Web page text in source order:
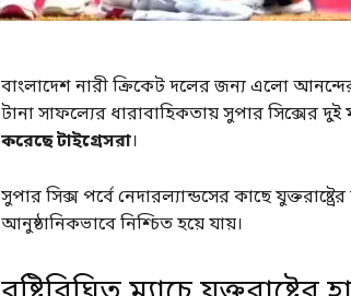
বাংলাদেশ নারী ক্রিকেট দলের জন্য এলো আনন্দের
টানা সাফল্যের ধারাবাহিকতায় সুপার সিক্সের দুই
করেছে টাইগ্রেসরা।
সুপার সিক্স পর্বে নেদারল্যান্ডসের কাছে
আনুষ্ঠানিকভাবে নিশ্চিত হয়ে যায়।